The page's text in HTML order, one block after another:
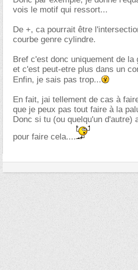
vois le motif qui ressort...
De +, ca pourrait être
courbe genre cylindre.
Bref c'est donc uniquement de la
et c'est peut-etre plus dans un
Enfin, je sais pas trop...
En fait, jai tellement de cas à
que je peux pas tout faire à la
Donc si tu (ou quelqu'un d'autre)
pour faire cela....